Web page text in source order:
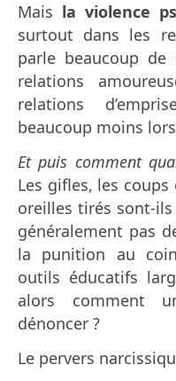
Mais la violence
surtout dans les
parle beaucoup de
relations
relations
beaucoup moins
Et puis comment
Les gifles, les
oreilles tirés sont-ils
généralement pas
la punition au
outils éducatifs
alors comment
dénoncer ?
Le pervers